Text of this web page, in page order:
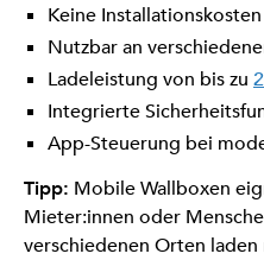
Keine Installationskosten
Nutzbar an
Ladeleistung von bis zu
Integrierte
App-Steuerung bei
Tipp: Mobile Wallboxen
Mieter:innen oder
verschiedenen Orten